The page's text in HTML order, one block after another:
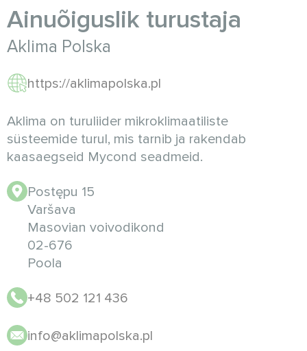
Ainuõiguslik turustaja
Aklima Polskа
https://aklimapolska.pl
Aklima on turuliider mikroklimaatiliste
süsteemide turul, mis tarnib ja rakendab
kaasaegseid Mycond seadmeid.
Postępu 15
Varšava
Masovian voivodikond
02-676
Poola
+48 502 121 436
info@aklimapolska.pl